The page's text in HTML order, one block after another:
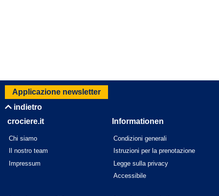
Applicazione newsletter
indietro
crociere.it
Chi siamo
Il nostro team
Impressum
Informationen
Condizioni generali
Istruzioni per la prenotazione
Legge sulla privacy
Accessibile